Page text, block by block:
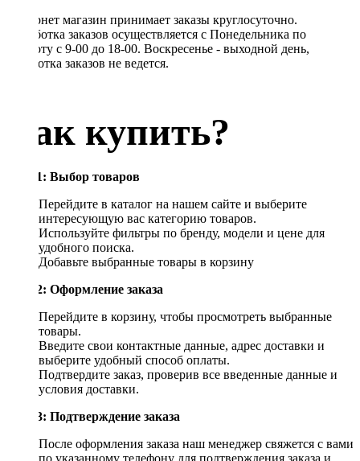
Интернет магазин принимает заказы круглосуточно.
Обработка заказов осуществляется с Понедельника по
Субботу с 9-00 до 18-00. Воскресенье - выходной день,
обработка заказов не ведется.
Как купить?
Шаг 1: Выбор товаров
Перейдите в каталог на нашем сайте и выберите
интересующую вас категорию товаров.
Используйте фильтры по бренду, модели и цене для
удобного поиска.
Добавьте выбранные товары в корзину
Шаг 2: Оформление заказа
Перейдите в корзину, чтобы просмотреть выбранные
товары.
Введите свои контактные данные, адрес доставки и
выберите удобный способ оплаты.
Подтвердите заказ, проверив все введенные данные и
условия доставки.
Шаг 3: Подтверждение заказа
После оформления заказа наш менеджер свяжется с вами
по указанному телефону для подтверждения заказа и